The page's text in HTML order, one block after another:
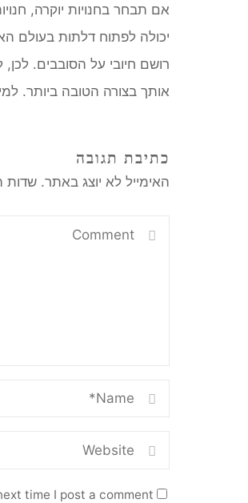
אם תבחר בחנויות יוקרה,
יכולה לפתוח דלתות בעולם
רושם חיובי על הסובבים.
אותך בצורה הטובה ביותר.
כתיבת תגובה
האימייל לא יוצג באתר. שדות
time I post a comment.